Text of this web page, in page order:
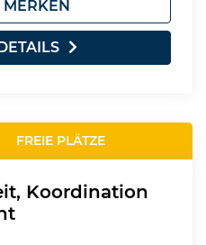
FREIE PLÄTZE
Koordination